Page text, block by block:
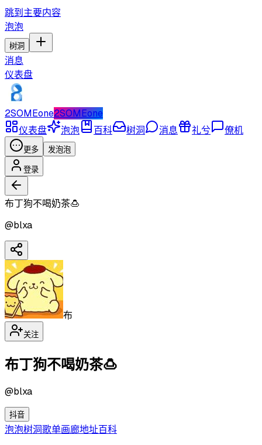
跳到主要内容
泡泡
树洞
消息
仪表盘
2SOMEone2SOMEone
仪表盘
泡泡 百科 树洞 消息 礼兮 僚机
更多 发泡泡
登录
布丁狗不喝奶茶🍮
@blxa
布
关注
布丁狗不喝奶茶🍮
@blxa
抖音
泡泡树洞歌单画廊地址百科